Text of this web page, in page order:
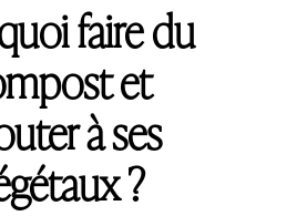
faire du
et
à ses
?